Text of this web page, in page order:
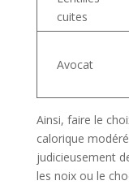
cuites
Avocat
Ainsi, faire le
calorique
judicieusement
les noix ou le